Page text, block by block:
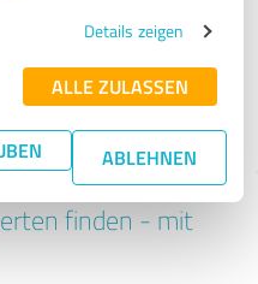
Details zeigen
ALLE ZULASSEN
ABLEHNEN
finden - mit